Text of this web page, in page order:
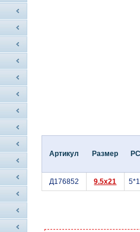
Артикул Размер
Д176852 9.5x21